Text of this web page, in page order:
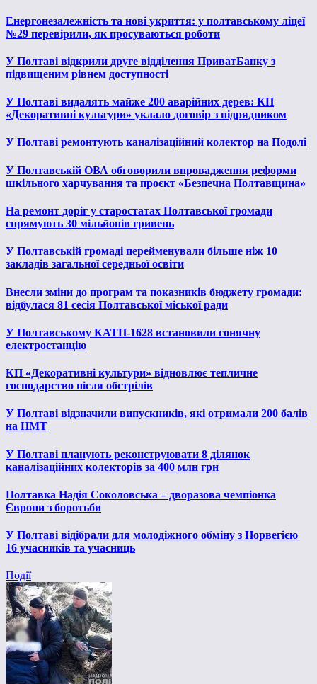
Енергонезалежність та нові укриття: у полтавському ліцеї
№29 перевірили, як просуваються роботи
У Полтаві відкрили друге відділення ПриватБанку з
підвищеним рівнем доступності
У Полтаві видалять майже 200 аварійних дерев: КП
«Декоративні культури» уклало договір з підрядником
У Полтаві ремонтують каналізаційний колектор на Подолі
У Полтавській ОВА обговорили впровадження реформи
шкільного харчування та проєкт «Безпечна Полтавщина»
На ремонт доріг у старостатах Полтавської громади
спрямують 30 мільйонів гривень
У Полтавській громаді перейменували більше ніж 10
закладів загальної середньої освіти
Внесли зміни до програм та показників бюджету громади:
відбулася 81 сесія Полтавської міської ради
У Полтавському КАТП-1628 встановили сонячну
електростанцію
КП «Декоративні культури» відновлює тепличне
господарство після обстрілів
У Полтаві відзначили випускників, які отримали 200 балів
на НМТ
У Полтаві планують реконструювати 8 ділянок
каналізаційних колекторів за 400 млн грн
Полтавка Надія Соколовська – дворазова чемпіонка
Європи з боротьби
У Полтаві відібрали для молодіжного обміну з Норвегією
16 учасників та учасниць
Події